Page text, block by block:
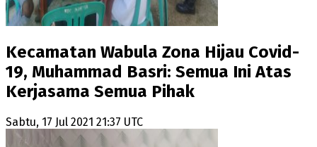
Kecamatan Wabula Zona Hijau Covid-
19, Muhammad Basri: Semua Ini Atas
Kerjasama Semua Pihak
Sabtu, 17 Jul 2021 21:37 UTC